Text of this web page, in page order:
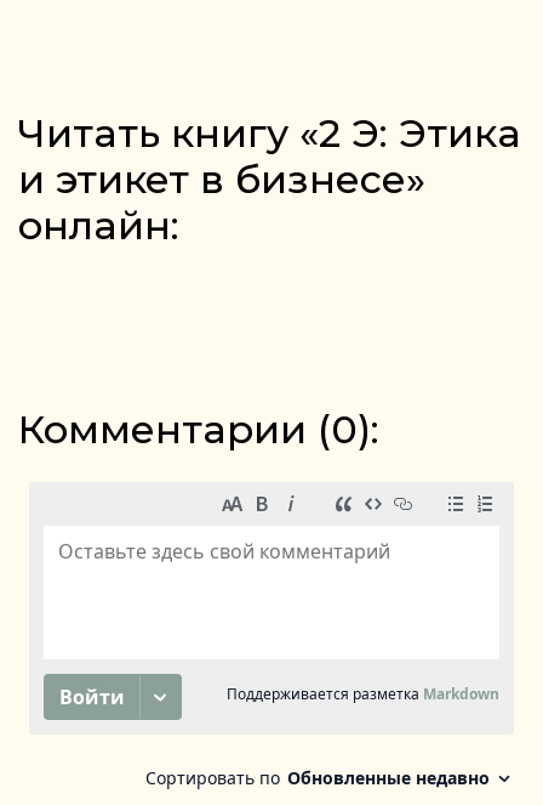
Читать книгу «2 Э: Этика
и этикет в бизнесе»
онлайн:
Комментарии (0):